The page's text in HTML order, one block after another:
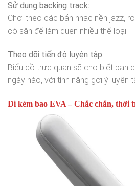
Sử dụng backing track:
Chơi theo các bản nhạc nền jazz,
có sẵn để làm quen nhiều thể loại.
Theo dõi tiến độ luyện tập:
Biểu đồ trực quan sẽ cho biết bạn
ngày nào, với tính năng gợi ý luyện
Đi kèm bao EVA – Chắc chắn, thời